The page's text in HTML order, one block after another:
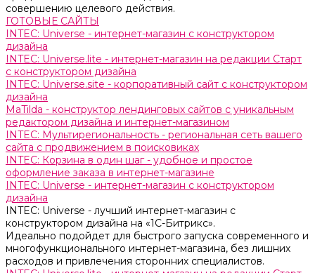
совершению целевого действия.
ГОТОВЫЕ САЙТЫ
INTEC: Universe - интернет-магазин с конструктором
дизайна
INTEC: Universe.lite - интернет-магазин на редакции Старт
с конструктором дизайна
INTEC: Universe.site - корпоративный сайт с конструктором
дизайна
MaTilda - конструктор лендинговых сайтов с уникальным
редактором дизайна и интернет-магазином
INTEC: Мультирегиональность - региональная сеть вашего
сайта с продвижением в поисковиках
INTEC: Корзина в один шаг - удобное и простое
оформление заказа в интернет-магазине
INTEC: Universe - интернет-магазин с конструктором
дизайна
INTEC: Universe - лучший интернет-магазин с
конструктором дизайна на «1C-Битрикс».
Идеально подойдет для быстрого запуска современного и
многофункционального интернет-магазина, без лишних
расходов и привлечения сторонних специалистов.